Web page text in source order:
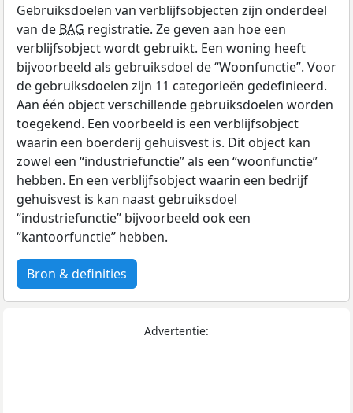
Gebruiksdoelen van verblijfsobjecten zijn onderdeel
van de BAG registratie. Ze geven aan hoe een
verblijfsobject wordt gebruikt. Een woning heeft
bijvoorbeeld als gebruiksdoel de “Woonfunctie”. Voor
de gebruiksdoelen zijn 11 categorieën gedefinieerd.
Aan één object verschillende gebruiksdoelen worden
toegekend. Een voorbeeld is een verblijfsobject
waarin een boerderij gehuisvest is. Dit object kan
zowel een “industriefunctie” als een “woonfunctie”
hebben. En een verblijfsobject waarin een bedrijf
gehuisvest is kan naast gebruiksdoel
“industriefunctie” bijvoorbeeld ook een
“kantoorfunctie” hebben.
Bron & definities
Advertentie: